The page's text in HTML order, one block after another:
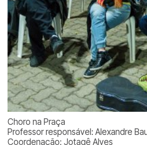
Choro na Praça
Professor responsável: Alexandre
Coordenação: Jotagê Alves